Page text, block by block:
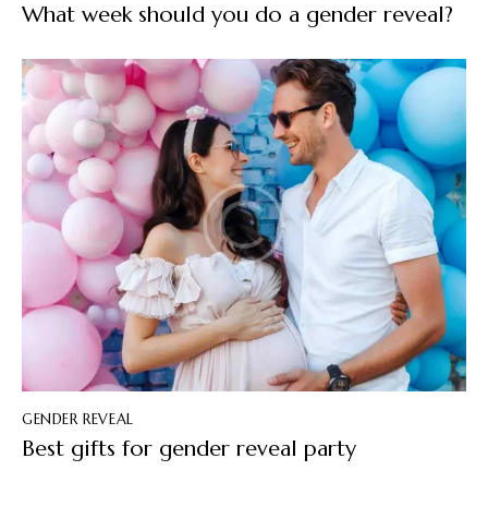
What week should you do a gender reveal?
GENDER REVEAL
Best gifts for gender reveal party